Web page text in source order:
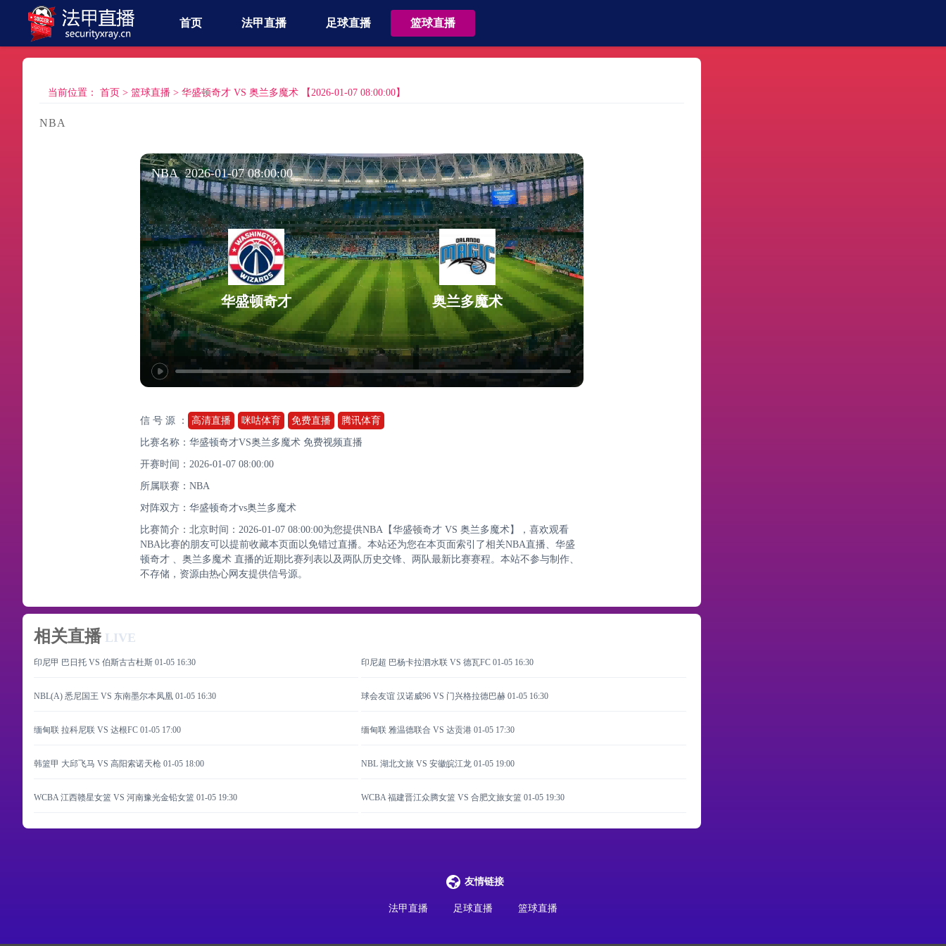
首页 法甲直播 足球直播 篮球直播
当前位置： 首页 > 篮球直播 > 华盛顿奇才 VS 奥兰多魔术 【2026-01-07 08:00:00】
NBA
NBA 2026-01-07 08:00:00
华盛顿奇才 奥兰多魔术
信 号 源 ： 高清直播 咪咕体育 免费直播 腾讯体育
比赛名称：华盛顿奇才VS奥兰多魔术 免费视频直播
开赛时间：2026-01-07 08:00:00
所属联赛： NBA
对阵双方：华盛顿奇才vs奥兰多魔术
比赛简介：北京时间：2026-01-07 08:00:00为您提供NBA【华盛顿奇才 VS 奥兰多魔术】，喜欢观看
NBA比赛的朋友可以提前收藏本页面以免错过直播。本站还为您在本页面索引了相关NBA直播、华盛
顿奇才 、奥兰多魔术 直播的近期比赛列表以及两队历史交锋、两队最新比赛赛程。本站不参与制作、
不存储，资源由热心网友提供信号源。
相关直播 LIVE
印尼甲 巴日托 VS 伯斯古古杜斯 01-05 16:30 印尼超 巴杨卡拉泗水联 VS 德瓦FC01-05 16:30
NBL(A) 悉尼国王 VS 东南墨尔本凤凰 01-05 16:30 球会友谊 汉诺威96 VS 门兴格拉德巴赫01-05 16:30
缅甸联 拉科尼联 VS 达根FC 01-05 17:00 缅甸联 雅温德联合 VS 达贡港01-05 17:30
韩篮甲 大邱飞马 VS 高阳索诺天枪 01-05 18:00 NBL 湖北文旅 VS 安徽皖江龙01-05 19:00
WCBA 江西赣星女篮 VS 河南豫光金铅女篮 01-05 19:30 WCBA 福建晋江众腾女篮 VS 合肥文旅女篮01-05 19:30
友情链接
法甲直播 足球直播 篮球直播